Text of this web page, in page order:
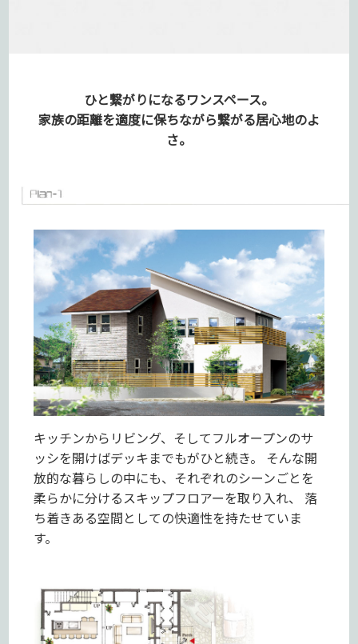
ひと繋がりになるワンスペース。
家族の距離を適度に保ちながら繋がる居心地のよ
さ。
キッチンからリビング、そしてフルオープンのサ
ッシを開けばデッキまでもがひと続き。 そんな開
放的な暮らしの中にも、それぞれのシーンごとを
柔らかに分けるスキップフロアーを取り入れ、 落
ち着きある空間としての快適性を持たせていま
す。